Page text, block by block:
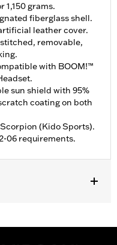
1,150 grams.
fiberglass shell.
leather cover.
removable,
with BOOM!™
sun shield with 95%
coating on both
Scorpion (Kido Sports).
06 requirements.
,Moisture Wicking